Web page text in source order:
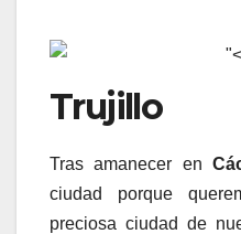
Trujillo
Tras amanecer en
ciudad porque
preciosa ciudad de